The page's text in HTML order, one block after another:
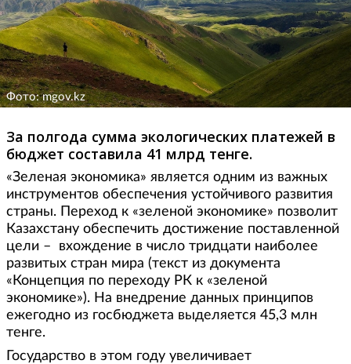
Фото: mgov.kz
За полгода сумма экологических платежей в
бюджет составила 41 млрд тенге.
«Зеленая экономика» является одним из важных
инструментов обеспечения устойчивого развития
страны. Переход к «зеленой экономике» позволит
Казахстану обеспечить достижение поставленной
цели – вхождение в число тридцати наиболее
развитых стран мира (текст из документа
«Концепция по переходу РК к «зеленой
экономике»). На внедрение данных принципов
ежегодно из госбюджета выделяется 45,3 млн
тенге.
Государство в этом году увеличивает